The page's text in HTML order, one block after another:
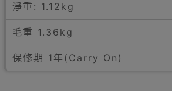
淨重: 1.12kg
毛重 1.36kg
保修期 1年(Carry On)